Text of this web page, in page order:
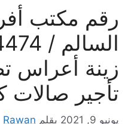
رقم مكتب
زينة أعراس
تأجير
يونيو 9, 2021 بقلم Rawan